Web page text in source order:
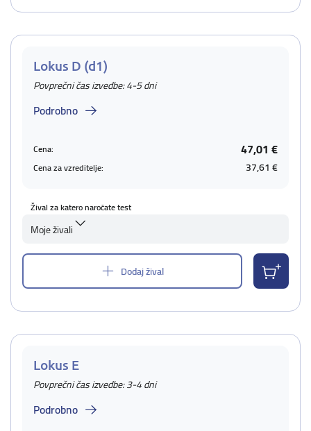
Lokus D (d1)
Povprečni čas izvedbe: 4-5 dni
Podrobno
Cena: 47,01 €
Cena za vzreditelje: 37,61 €
Žival za katero naročate test
Moje živali
Dodaj žival
Lokus E
Povprečni čas izvedbe: 3-4 dni
Podrobno